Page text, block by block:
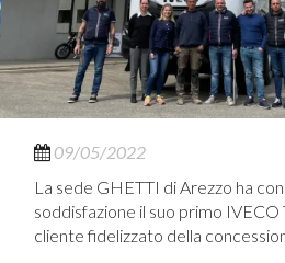
09/05/2022
La sede GHETTI di Arezzo ha
soddisfazione il suo primo IVECO
cliente fidelizzato della